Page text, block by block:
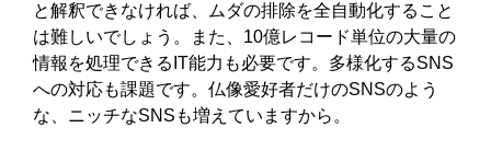
と解釈できなければ、ムダの排除を全自動化すること
は難しいでしょう。また、10億レコード単位の大量の
情報を処理できるIT能力も必要です。多様化するSNS
への対応も課題です。仏像愛好者だけのSNSのよう
な、ニッチなSNSも増えていますから。